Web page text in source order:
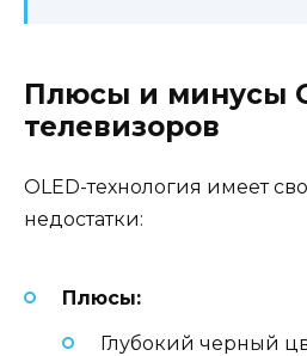
Плюсы и минусы
телевизоров
OLED-технология имеет
недостатки:
Плюсы:
Глубокий черный